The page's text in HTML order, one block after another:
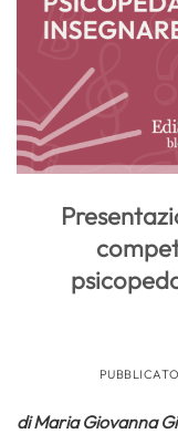
di Maria Giovanna